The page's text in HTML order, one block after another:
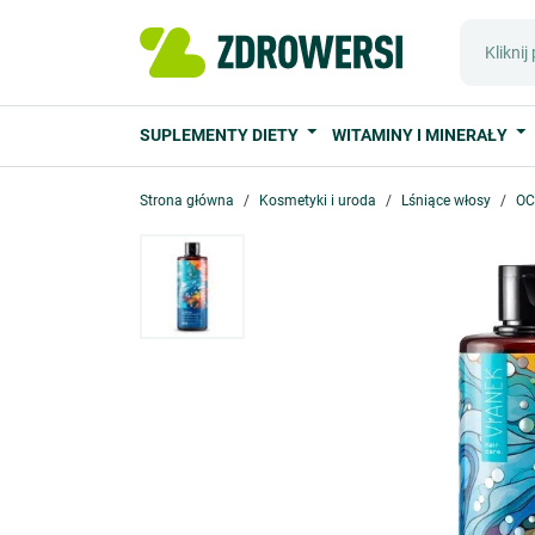
SUPLEMENTY DIETY WITAMINY I MINERAŁY
Strona główna Kosmetyki i uroda Lśniące włosy